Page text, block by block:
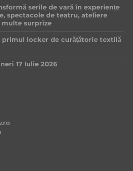
serile de vară în experiențe
spectacole de teatru, ateliere
surprize
primul locker de curățătorie textilă
17 Iulie 2026